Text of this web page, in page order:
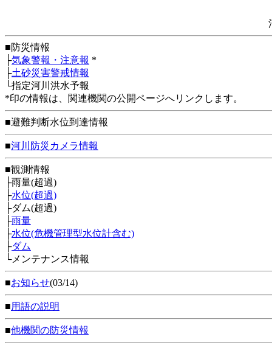
■防災情報
├気象警報・注意報 *
├土砂災害警戒情報
└指定河川洪水予報
*印の情報は、関連機関の公開ページへリンクします。
■避難判断水位到達情報
■河川防災カメラ情報
■観測情報
├雨量(超過)
├水位(超過)
├ダム(超過)
├雨量
├水位(危機管理型水位計含む)
├ダム
└メンテナンス情報
■お知らせ(03/14)
■用語の説明
■他機関の防災情報